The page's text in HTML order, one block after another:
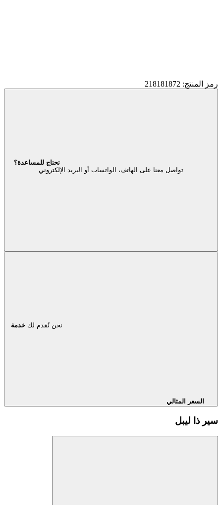
رمز المنتج: 218181872
تحتاج للمساعدة؟
تواصل معنا على الهاتف، الواتساب أو البريد الإلكتروني
نحن نُقدم لك خدمة
السعر المثالي
سير ذا ليبل